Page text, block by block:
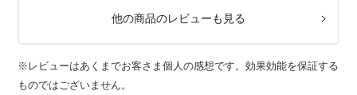
他の商品のレビューも見る
※レビューはあくまでお客さま個人の感想です。効果効能を保証する
ものではございません。